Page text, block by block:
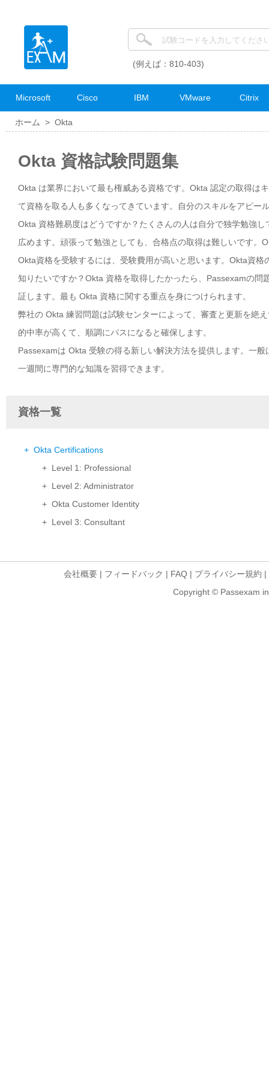
(例えば：810-403)
Microsoft Cisco IBM VMware Citrix
ホーム > Okta
Okta 資格試験問題集
Okta は業界において最も権威ある資格です。Okta 認定の取得は
て資格を取る人も多くなってきています。自分のスキルをアピー
Okta 資格難易度はどうですか？たくさんの人は自分で独学勉強
広めます。頑張って勉強としても、合格点の取得は難しいです
Okta資格を受験するには、受験費用が高いと思います。Okta資
知りたいですか？Okta 資格を取得したかったら、Passexamの
証します。最も Okta 資格に関する重点を身につけられます。
弊社の Okta 練習問題は試験センターによって、審査と更新を絶
的中率が高くて、順調にパスになると確保します。
Passexamは Okta 受験の得る新しい解決方法を提供します。一
一週間に専門的な知識を習得できます。
資格一覧
+ Okta Certifications
+ Level 1: Professional
+ Level 2: Administrator
+ Okta Customer Identity
+ Level 3: Consultant
会社概要 | フィードバック | FAQ | プライバシー規約 |
Copyright © Passexam